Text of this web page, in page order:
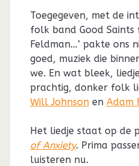
Toegegeven, met de
folk band Good Saints
Feldman…’ pakte ons
goed, muziek die
we. En wat bleek,
prachtig, donker folk
Will Johnsonen Adam
Het liedje staat op de
of Anxiety. Prima
luisteren nu.